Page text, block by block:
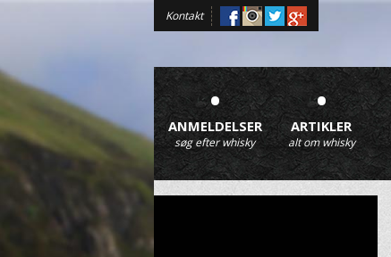
Kontakt
•
ANMELDELSER
søg efter whisky
•
ARTIKLER
alt om whisky